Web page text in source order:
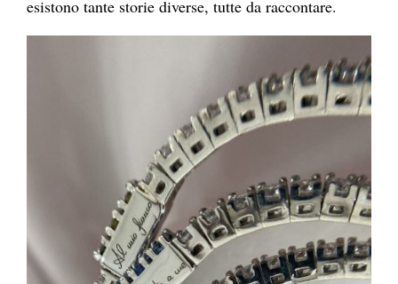
esistono tante storie diverse, tutte da raccontare.